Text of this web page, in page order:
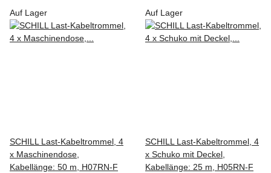
Auf Lager
SCHILL Last-Kabeltrommel, 4
x Maschinendose,
Kabellänge: 50 m, H07RN-F
Auf Lager
SCHILL Last-Kabeltrommel, 4
x Schuko mit Deckel,
Kabellänge: 25 m, H05RN-F